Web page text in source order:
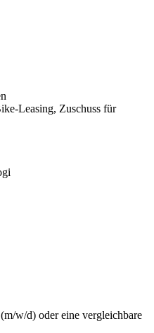
Leasing, Zuschuss für
w/d) oder eine vergleichbare